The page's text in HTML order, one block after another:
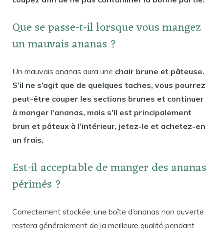
Que se passe-t-il lorsque vous mangez
un mauvais ananas ?
Un mauvais ananas aura une chair brune et pâteuse.
S’il ne s’agit que de quelques taches, vous pourrez
peut-être couper les sections brunes et continuer
à manger l’ananas, mais s’il est principalement
brun et pâteux à l’intérieur, jetez-le et achetez-en
un frais.
Est-il acceptable de manger des ananas
périmés ?
Correctement stockée, une boîte d’ananas non ouverte
restera généralement de la meilleure qualité pendant